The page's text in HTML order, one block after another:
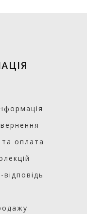
та оплата